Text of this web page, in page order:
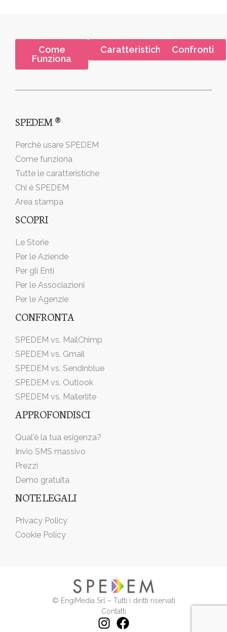
Come
Funziona
Caratteristiche Confronti
SPEDEM ®
Perché usare SPEDEM
Come funziona
Tutte le caratteristiche
Chi è SPEDEM
Area stampa
SCOPRI
Le Storie
Per le Aziende
Per gli Enti
Per le Associazioni
Per le Agenzie
CONFRONTA
SPEDEM vs. MailChimp
SPEDEM vs. Gmail
SPEDEM vs. Sendinblue
SPEDEM vs. Outlook
SPEDEM vs. Mailerlite
APPROFONDISCI
Qual'è la tua esigenza?
Invio SMS massivo
Prezzi
Demo gratuita
NOTE LEGALI
Privacy Policy
Cookie Policy
© EngiMedia Srl – Tutti i diritti riservati
Contatti